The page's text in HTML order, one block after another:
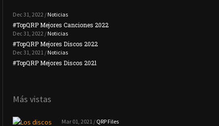
Dec 31, 2022 / Noticias
#TopQRP Mejores Canciones 2022
Dec 31, 2022 / Noticias
#TopQRP Mejores Discos 2022
Dec 31, 2021 / Noticias
#TopQRP Mejores Discos 2021
Más vistas
Mar 01, 2021 / QRP Files